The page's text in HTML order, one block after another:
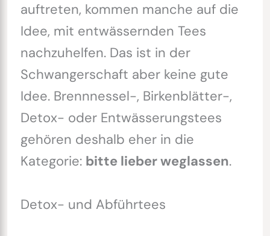
auftreten, kommen manche auf die
Idee, mit entwässernden Tees
nachzuhelfen. Das ist in der
Schwangerschaft aber keine gute
Idee. Brennnessel-, Birkenblätter-,
Detox- oder Entwässerungstees
gehören deshalb eher in die
Kategorie: bitte lieber weglassen.
Detox- und Abführtees